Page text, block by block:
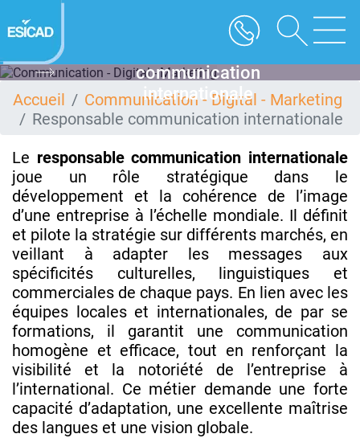
au
contenu
Responsable
communication
internationale
Accueil
Communication - Digital - Marketing
Responsable communication internationale
Le responsable communication internationale
joue un rôle stratégique dans le
développement et la cohérence de l’image
d’une entreprise à l’échelle mondiale. Il définit
et pilote la stratégie sur différents marchés, en
veillant à adapter les messages aux
spécificités culturelles, linguistiques et
commerciales de chaque pays. En lien avec les
équipes locales et internationales, de par se
formations, il garantit une communication
homogène et efficace, tout en renforçant la
visibilité et la notoriété de l’entreprise à
l’international. Ce métier demande une forte
capacité d’adaptation, une excellente maîtrise
des langues et une vision globale.